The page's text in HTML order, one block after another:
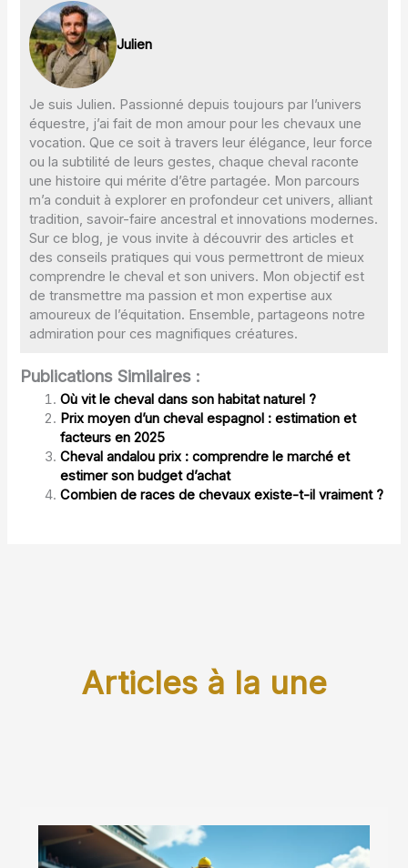
Julien
Je suis Julien. Passionné depuis toujours par l’univers
équestre, j’ai fait de mon amour pour les chevaux une
vocation. Que ce soit à travers leur élégance, leur force
ou la subtilité de leurs gestes, chaque cheval raconte
une histoire qui mérite d’être partagée. Mon parcours
m’a conduit à explorer en profondeur cet univers, alliant
tradition, savoir-faire ancestral et innovations modernes.
Sur ce blog, je vous invite à découvrir des articles et
des conseils pratiques qui vous permettront de mieux
comprendre le cheval et son univers. Mon objectif est
de transmettre ma passion et mon expertise aux
amoureux de l’équitation. Ensemble, partageons notre
admiration pour ces magnifiques créatures.
Publications Similaires :
Où vit le cheval dans son habitat naturel ?
Prix moyen d’un cheval espagnol : estimation et
facteurs en 2025
Cheval andalou prix : comprendre le marché et
estimer son budget d’achat
Combien de races de chevaux existe-t-il vraiment ?
Articles à la une